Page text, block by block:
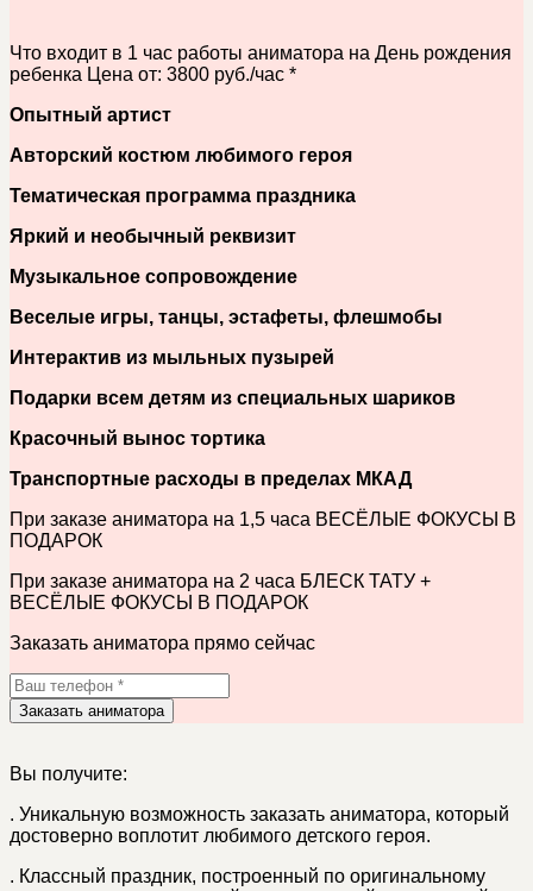
Что входит в 1 час работы аниматора на День рождения
ребенка Цена от: 3800 руб./час *
Опытный артист
Авторский костюм любимого героя
Тематическая программа праздника
Яркий и необычный реквизит
Музыкальное сопровождение
Веселые игры, танцы, эстафеты, флешмобы
Интерактив из мыльных пузырей
Подарки всем детям из специальных шариков
Красочный вынос тортика
Транспортные расходы в пределах МКАД
При заказе аниматора на 1,5 часа ВЕСЁЛЫЕ ФОКУСЫ В
ПОДАРОК
При заказе аниматора на 2 часа БЛЕСК ТАТУ +
ВЕСЁЛЫЕ ФОКУСЫ В ПОДАРОК
Заказать аниматора прямо сейчас
Заказать аниматора
Вы получите:
. Уникальную возможность заказать аниматора, который
достоверно воплотит любимого детского героя.
. Классный праздник, построенный по оригинальному